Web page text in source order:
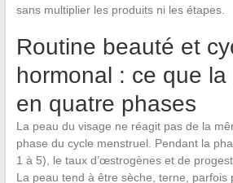
sans multiplier les produits ni les étapes.
Routine beauté et
hormonal : ce que
en quatre phases
La peau du visage ne réagit pas de la
phase du cycle menstruel. Pendant la
1 à 5), le taux d’œstrogènes et de
La peau tend à être sèche, terne, parfois